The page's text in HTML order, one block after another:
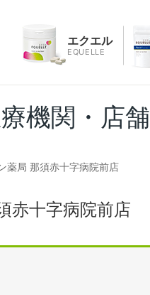
エクエル
EQUELLE
機関・店舗
薬局 那須赤十字病院前店
赤十字病院前店